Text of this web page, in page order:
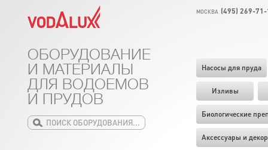
МОСКВА (495) 269-
Насосы для пруда
Изливы
Биологические
Аксессуары и декор
ОБОРУДОВАНИЕ
И МАТЕРИАЛЫ
ДЛЯ ВОДОЕМОВ
И ПРУДОВ